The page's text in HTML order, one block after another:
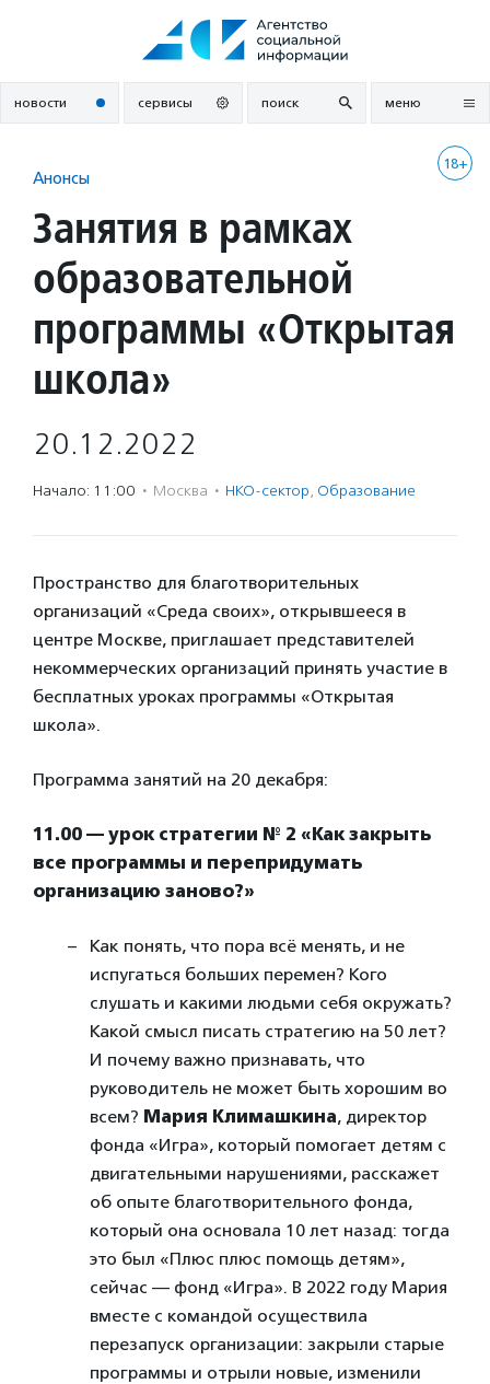
новости сервисы поиск меню
18+
Анонсы
Занятия в рамках
образовательной
программы «Открытая
школа»
20.12.2022
Начало: 11:00 · Москва · НКО-сектор, Образование
Пространство для благотворительных
организаций «Среда своих», открывшееся в
центре Москве, приглашает представителей
некоммерческих организаций принять участие в
бесплатных уроках программы «Открытая
школа».
Программа занятий на 20 декабря:
11.00 — урок стратегии № 2 «Как закрыть
все программы и перепридумать
организацию заново?»
Как понять, что пора всё менять, и не
испугаться больших перемен? Кого
слушать и какими людьми себя окружать?
Какой смысл писать стратегию на 50 лет?
И почему важно признавать, что
руководитель не может быть хорошим во
всем? Мария Климашкина, директор
фонда «Игра», который помогает детям с
двигательными нарушениями, расскажет
об опыте благотворительного фонда,
который она основала 10 лет назад: тогда
это был «Плюс плюс помощь детям»,
сейчас — фонд «Игра». В 2022 году Мария
вместе с командой осуществила
перезапуск организации: закрыли старые
программы и отрыли новые, изменили